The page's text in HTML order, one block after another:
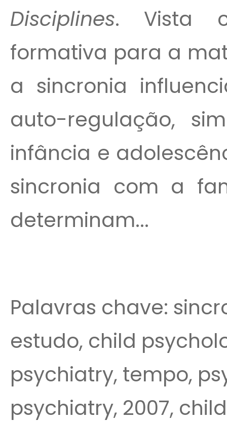
Disciplines. Vista
formativa para a
a sincronia
auto-regulação,
infância e
sincronia com a
determinam...
Palavras chave:
estudo, child
psychiatry, tempo,
psychiatry, 2007,